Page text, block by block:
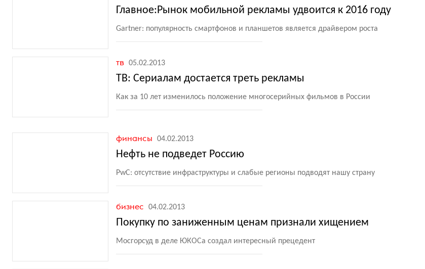
Главное:Рынок мобильной рекламы удвоится к 2016 году
Gartner: популярность смартфонов и планшетов является драйвером роста
тв 05.02.2013
ТВ: Сериалам достается треть рекламы
Как за 10 лет изменилось положение многосерийных фильмов в России
финансы 04.02.2013
Нефть не подведет Россию
PwC: отсутствие инфраструктуры и слабые регионы подводят нашу страну
бизнес 04.02.2013
Покупку по заниженным ценам признали хищением
Мосгорсуд в деле ЮКОСа создал интересный прецедент